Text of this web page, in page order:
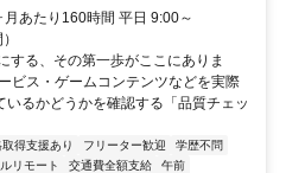
あたり160時間 平日 9:00～
する、その第一歩がここにありま
ビス・ゲームコンテンツなどを実際
るかどうかを確認する「品質チェッ
取得支援あり フリーター歓迎
学歴不問
リモート 交通費全額支給
午前